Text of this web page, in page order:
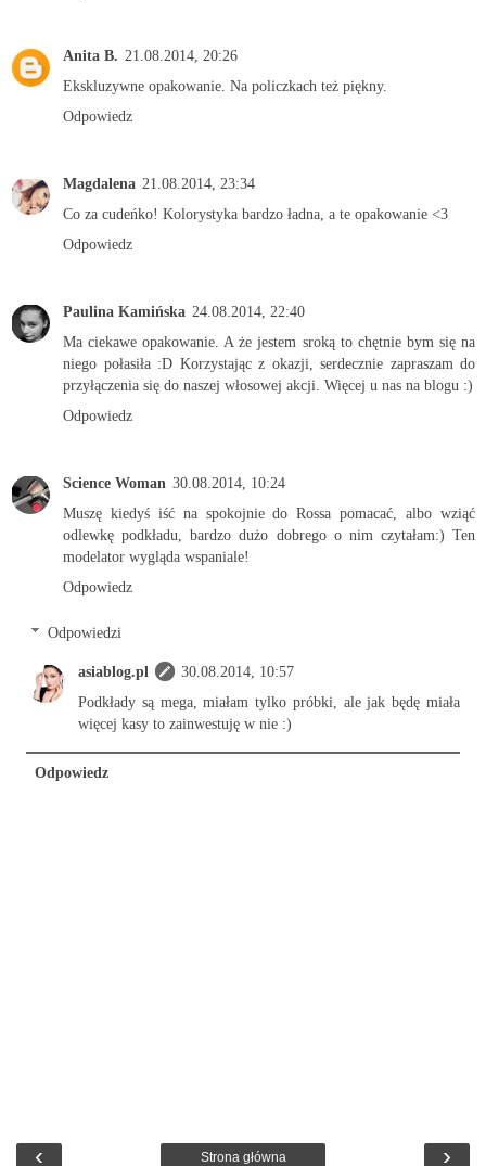
Anita B. 21.08.2014, 20:26
Ekskluzywne opakowanie. Na policzkach też piękny.
Odpowiedz
Magdalena 21.08.2014, 23:34
Co za cudeńko! Kolorystyka bardzo ładna, a te opakowanie <3
Odpowiedz
Paulina Kamińska 24.08.2014, 22:40
Ma ciekawe opakowanie. A że jestem sroką to chętnie bym się na
niego połasiła :D Korzystając z okazji, serdecznie zapraszam do
przyłączenia się do naszej włosowej akcji. Więcej u nas na blogu :)
Odpowiedz
Science Woman 30.08.2014, 10:24
Muszę kiedyś iść na spokojnie do Rossa pomacać, albo wziąć
odlewkę podkładu, bardzo dużo dobrego o nim czytałam:) Ten
modelator wygląda wspaniale!
Odpowiedz
Odpowiedzi
asiablog.pl
30.08.2014, 10:57
Podkłady są mega, miałam tylko próbki, ale jak będę miała
więcej kasy to zainwestuję w nie :)
Odpowiedz
‹ ›
Strona główna